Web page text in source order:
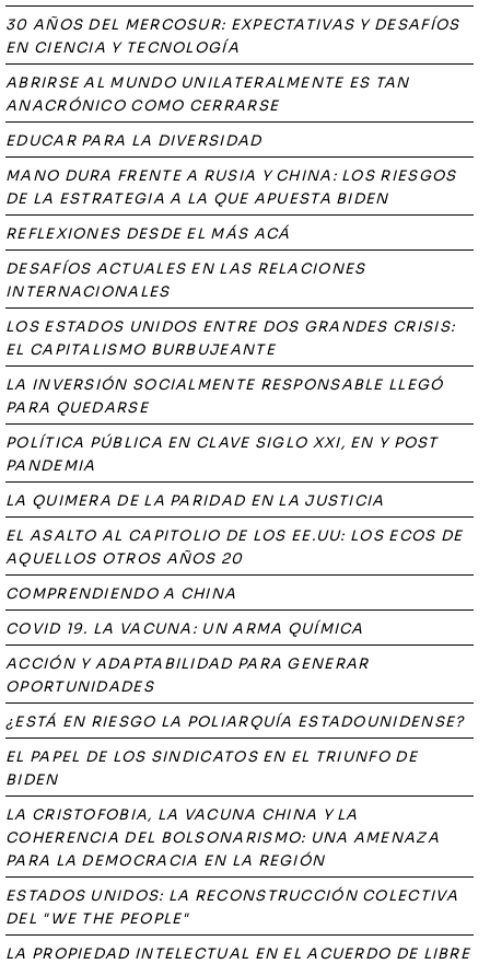
30 AÑOS DEL MERCOSUR: EXPECTATIVAS Y DESAFÍOS
EN CIENCIA Y TECNOLOGÍA
ABRIRSE AL MUNDO UNILATERALMENTE ES TAN
ANACRÓNICO COMO CERRARSE
EDUCAR PARA LA DIVERSIDAD
MANO DURA FRENTE A RUSIA Y CHINA: LOS RIESGOS
DE LA ESTRATEGIA A LA QUE APUESTA BIDEN
REFLEXIONES DESDE EL MÁS ACÁ
DESAFÍOS ACTUALES EN LAS RELACIONES
INTERNACIONALES
LOS ESTADOS UNIDOS ENTRE DOS GRANDES CRISIS:
EL CAPITALISMO BURBUJEANTE
LA INVERSIÓN SOCIALMENTE RESPONSABLE LLEGÓ
PARA QUEDARSE
POLÍTICA PÚBLICA EN CLAVE SIGLO XXI, EN Y POST
PANDEMIA
LA QUIMERA DE LA PARIDAD EN LA JUSTICIA
EL ASALTO AL CAPITOLIO DE LOS EE.UU: LOS ECOS DE
AQUELLOS OTROS AÑOS 20
COMPRENDIENDO A CHINA
COVID 19. LA VACUNA: UN ARMA QUÍMICA
ACCIÓN Y ADAPTABILIDAD PARA GENERAR
OPORTUNIDADES
¿ESTÁ EN RIESGO LA POLIARQUÍA ESTADOUNIDENSE?
EL PAPEL DE LOS SINDICATOS EN EL TRIUNFO DE
BIDEN
LA CRISTOFOBIA, LA VACUNA CHINA Y LA
COHERENCIA DEL BOLSONARISMO: UNA AMENAZA
PARA LA DEMOCRACIA EN LA REGIÓN
ESTADOS UNIDOS: LA RECONSTRUCCIÓN COLECTIVA
DEL "WE THE PEOPLE"
LA PROPIEDAD INTELECTUAL EN EL ACUERDO DE LIBRE